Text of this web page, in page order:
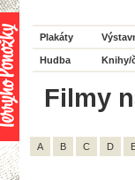
Plakáty
Hudba Knihy/
Filmy
A B C D